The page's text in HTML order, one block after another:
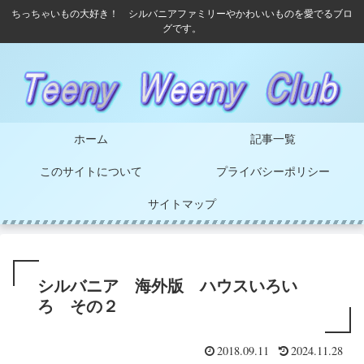
ちっちゃいもの大好き！ シルバニアファミリーやかわいいものを愛でるブロ
グです。
ホーム 記事一覧
このサイトについて プライバシーポリシー
サイトマップ
シルバニア 海外版 ハウスいろい
ろ その２
2018.09.11 2024.11.28